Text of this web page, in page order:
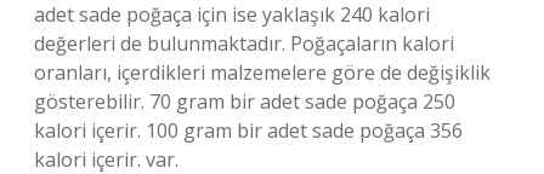
adet sade poğaça için ise yaklaşık 240 kalori
değerleri de bulunmaktadır. Poğaçaların kalori
oranları, içerdikleri malzemelere göre de değişiklik
gösterebilir. 70 gram bir adet sade poğaça 250
kalori içerir. 100 gram bir adet sade poğaça 356
kalori içerir. var.